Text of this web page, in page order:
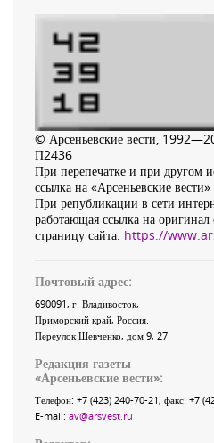
© Арсеньевские вести,
П2436
При перепечатке и при другом
ссылка на «Арсеньевские вести»
При републикации в сети
работающая ссылка на
страницу сайта: https://
Почтовый адрес:
690091, г. Владивосток,
Приморский край, Россия
Переулок Шевченко, дом 9, 27
Редакция газеты
«Арсеньевские вести»:
Телефон: +7 (423) 240-70-21, факс: +7
E-mail: av@arsvest.ru